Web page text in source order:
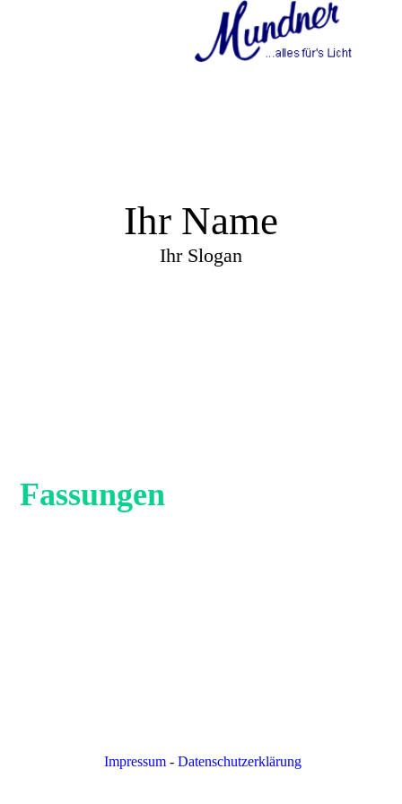
Ihr Name
Ihr Slogan
Fassungen
Impressum - Datenschutzerklärung